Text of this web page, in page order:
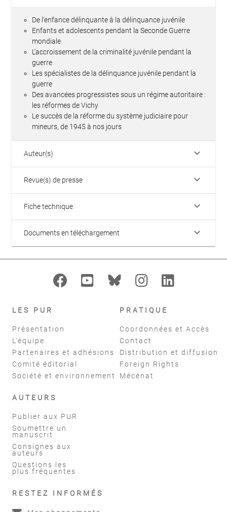
De l'enfance délinquante à la délinquance juvénile
Enfants et adolescents pendant la Seconde Guerre
mondiale
L'accroissement de la criminalité juvénile pendant la
guerre
Les spécialistes de la délinquance juvénile pendant la
guerre
Des avancées progressistes sous un régime autoritaire :
les réformes de Vichy
Le succès de la réforme du système judiciaire pour
mineurs, de 1945 à nos jours
Auteur(s) keyboard_arrow_down
Revue(s) de presse keyboard_arrow_down
Fiche technique keyboard_arrow_down
Documents en téléchargement keyboard_arrow_down
LES PUR
Présentation
L'équipe
Partenaires et adhésions
Comité éditorial
Société et environnement
PRATIQUE
Coordonnées et Accès
Contact
Distribution et diffusion
Foreign Rights
Mécénat
AUTEURS
Publier aux PUR
Soumettre un
manuscrit
Consignes aux
auteurs
Questions les
plus fréquentes
RESTEZ INFORMÉS